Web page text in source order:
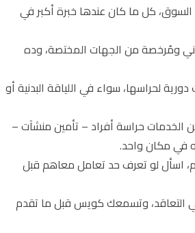
كل ما كان عندها خبرة أكبر في
ومُرخصة من الجهات المختصة، وده
لحراسها، سواء في اللياقة البدنية أو
الخدمات حراسة أفراد – تأمين منشآت –
في مكان واحد.
اسأل لو تعرف حد تعامل معاهم قبل
التعاقد، وتسمعك كويس قبل ما تقدم